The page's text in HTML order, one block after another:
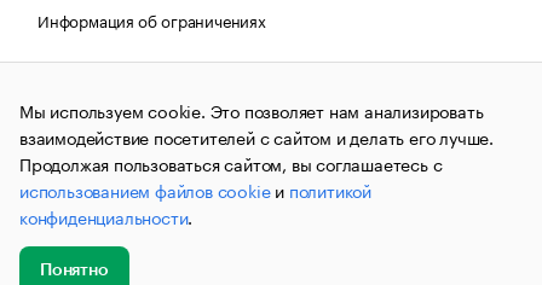
Информация об ограничениях
Правовая информация
О соблюдении авторских прав
© АО «РОСБИЗНЕСКОНСАЛТИНГ»,1995–2026.Сообщения
и материалы информационного агентства «РБК»
(зарегистрировано Федеральной службой по надзору в сфере
связи, информационных технологий и массовых
коммуникаций (Роскомнадзор) 09.12.2015 за номером ИА
№ФС77-63848) сопровождаются пометкой «РБК». Отдельные
публикации могут содержать информацию,
не предназначенную для пользователей
до 18 лет.
Мы используем cookie. Это позволяет нам анализировать
взаимодействие посетителей с сайтом и делать его лучше.
Продолжая пользоваться сайтом, вы соглашаетесь с
использованием файлов cookieи политикой
конфиденциальности.
Понятно